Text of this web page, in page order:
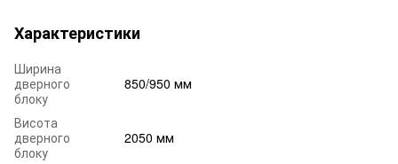
Характеристики
Ширина
дверного
блоку
850/950 мм
Висота
дверного
блоку
2050 мм